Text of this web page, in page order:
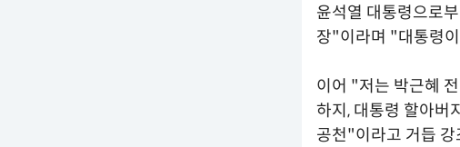
윤석열 대통령으로
장"이라며 "대통령
이어 "저는 박근혜
하지, 대통령 할아버
공천"이라고 거듭 강